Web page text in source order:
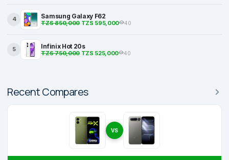
4 Samsung Galaxy F62
TZS 850,000TZS 595,000 40
5 Infinix Hot 20s
TZS 750,000TZS 525,000 40
Recent Compares
VS